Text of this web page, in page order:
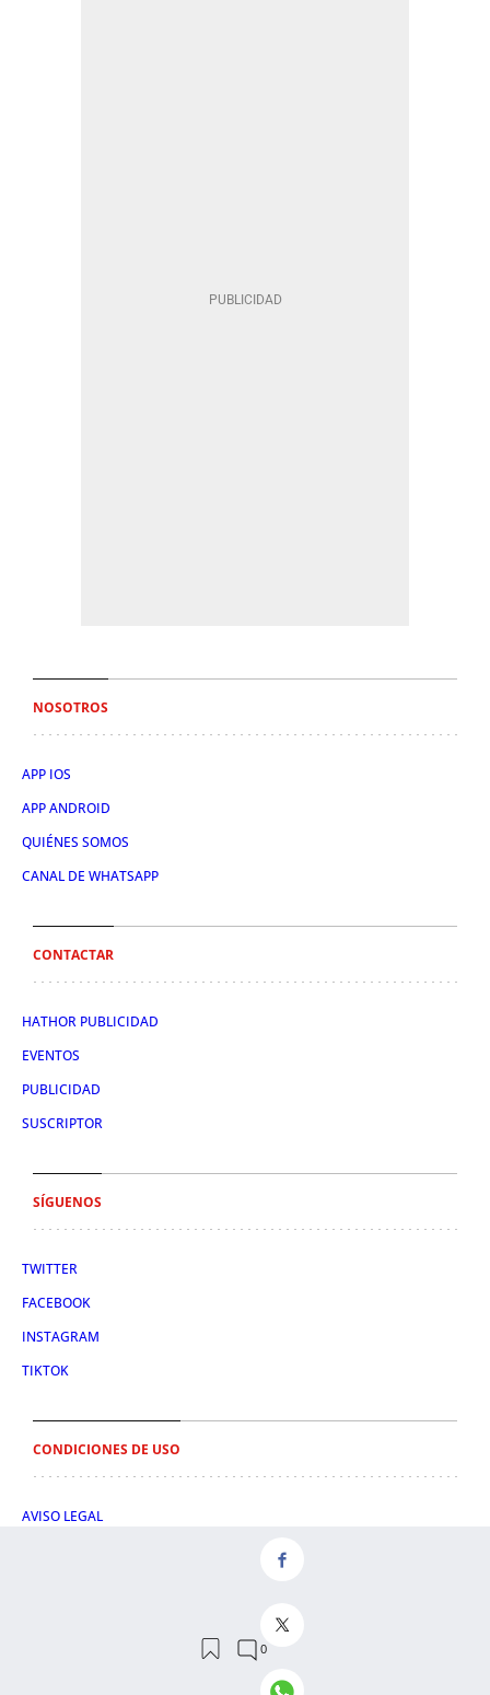
NOSOTROS
APP IOS
APP ANDROID
QUIÉNES SOMOS
CANAL DE WHATSAPP
CONTACTAR
HATHOR PUBLICIDAD
EVENTOS
PUBLICIDAD
SUSCRIPTOR
SÍGUENOS
TWITTER
FACEBOOK
INSTAGRAM
TIKTOK
CONDICIONES DE USO
AVISO LEGAL